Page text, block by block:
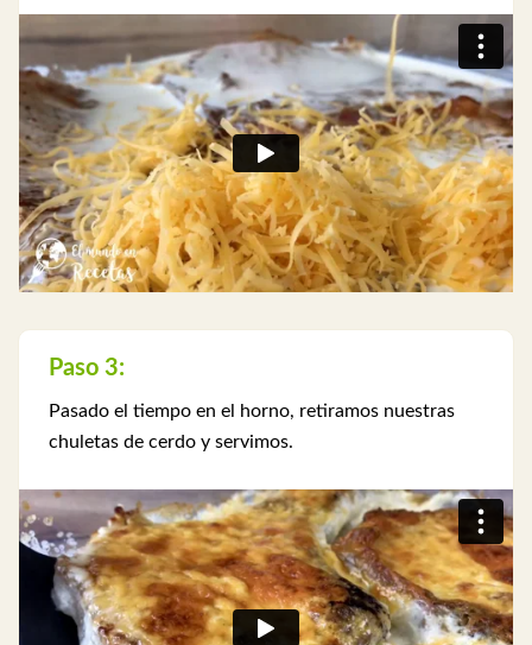
Paso 3:
Pasado el tiempo en el horno, retiramos nuestras
chuletas de cerdo y servimos.